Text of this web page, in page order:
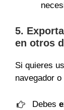
5.
en otros
Si quieres
navegador
Debes